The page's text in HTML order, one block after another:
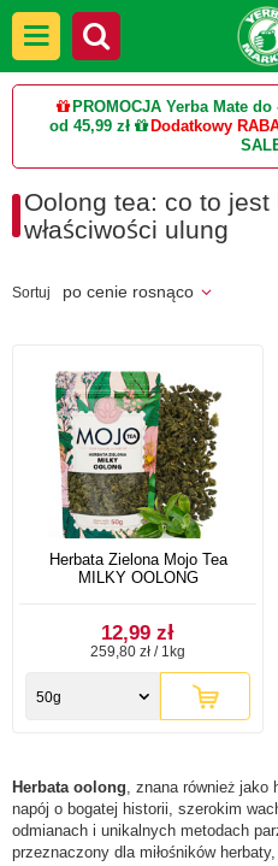
PROMOCJA Yerba Mate do
od 45,99 zł
Dodatkowy
Oolong tea: co to jest
właściwości ulung
Sortuj po cenie rosnąco
Herbata Zielona Mojo Tea
MILKY OOLONG
12,99 zł
259,80 zł / 1kg
50g
Herbata oolong, znana również jako
napój o bogatej historii, szerokim
odmianach i unikalnych metodach
przeznaczony dla miłośników